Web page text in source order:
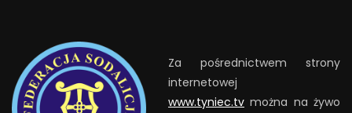
Za pośrednictwem strony
internetowej
www.tyniec.tv można na żywo